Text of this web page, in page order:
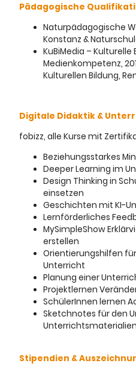
Pädagogische
Naturpädagogische
Konstanz &
KuBiMedia – Kulturelle
Medienkompetenz,
Kulturellen Bildung,
Digitale Didaktik &
fobizz, alle Kurse mit
Beziehungsstarkes
Deeper Learning im
Design Thinking in
einsetzen
Geschichten mit KI-
Lernförderliches
MySimpleShow
erstellen
Orientierungshilfen
Unterricht
Planung einer
Projektlernen
SchülerInnen lernen
Sketchnotes für den
Stipendien &